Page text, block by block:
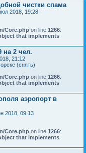
чистки спама
2018, 19:28
Core.php on line 1266:
that implements
на 2 чел.
21:12
(снять)
Core.php on line 1266:
that implements
аэропорт в
2018, 09:13
Core.php on line 1266:
that implements